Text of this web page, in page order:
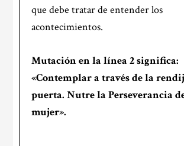
que debe tratar de entender los
acontecimientos.
Mutación en lalínea 2significa:
«Contemplar a través de la
puerta. Nutre la Perseverancia
mujer».